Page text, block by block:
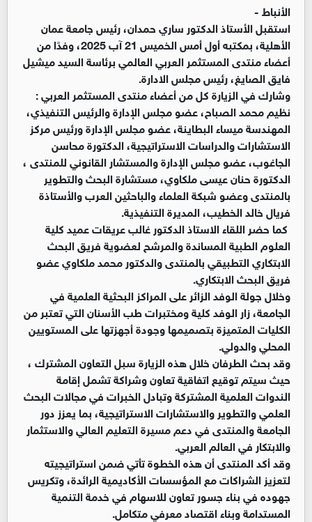
الأنباط -
استقبل الأستاذ الدكتور ساري حمدان، رئيس جامعة عمان
الأهلية، بمكتبه أول أمس الخميس 21 آب 2025، وفدًا من
أعضاء منتدى المستثمر العربي العالمي برئاسة السيد ميشيل
فايق الصايغ، رئيس مجلس الادارة.
وشارك في الزيارة كل من أعضاء منتدى المستثمر العربي :
نظيم محمد الصباح، عضو مجلس الإدارة والرئيس التنفيذي،
المهندسة ميساء البطاينة، عضو مجلس الإدارة ورئيس مركز
الاستشارات والدراسات الاستراتيجية، الدكتورة محاسن
الجاغوب، عضو مجلس الإدارة والمستشار القانوني للمنتدى ،
الدكتورة حنان عيسى ملكاوي، مستشارة البحث والتطوير
بالمنتدى وعضو شبكة العلماء والباحثين العرب والأستاذة
فريال خالد الخطيب، المديرة التنفيذية.
كما حضر اللقاء الاستاذ الدكتور غالب عريقات عميد كلية
العلوم الطبية المساندة والمرشح لعضوية فريق البحث
الابتكاري التطبيقي بالمنتدى والدكتور محمد ملكاوي عضو
فريق البحث الابتكاري.
وخلال جولة الوفد الزائر على المراكز البحثية العلمية في
الجامعة، زار الوفد كلية ومختبرات طب الأسنان التي تعتبر من
الكليات المتميزة بتصميمها وجودة أجهزتها على المستويين
المحلي والدولي.
وقد بحث الطرفان خلال هذه الزيارة سبل التعاون المشترك ،
حيث سيتم توقيع اتفاقية تعاون وشراكة تشمل إقامة
الندوات العلمية المشتركة وتبادل الخبرات في مجالات البحث
العلمي والتطوير والاستشارات الاستراتيجية، بما يعزز دور
الجامعة والمنتدى في دعم مسيرة التعليم العالي والاستثمار
والابتكار في العالم العربي.
وقد أكد المنتدى أن هذه الخطوة تأتي ضمن استراتيجيته
لتعزيز الشراكات مع المؤسسات الأكاديمية الرائدة، وتكريس
جهوده في بناء جسور تعاون للاسهام في خدمة التنمية
المستدامة وبناء اقتصاد معرفي متكامل.